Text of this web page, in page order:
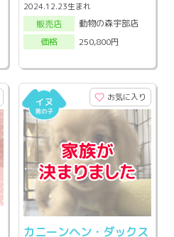
2024.12.23生まれ
販売店
動物の森宇部店
価格
250,800円
お気に入り
カニーンヘン・ダックス